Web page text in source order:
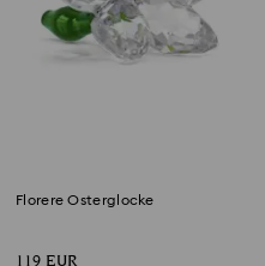
Florere Osterglocke